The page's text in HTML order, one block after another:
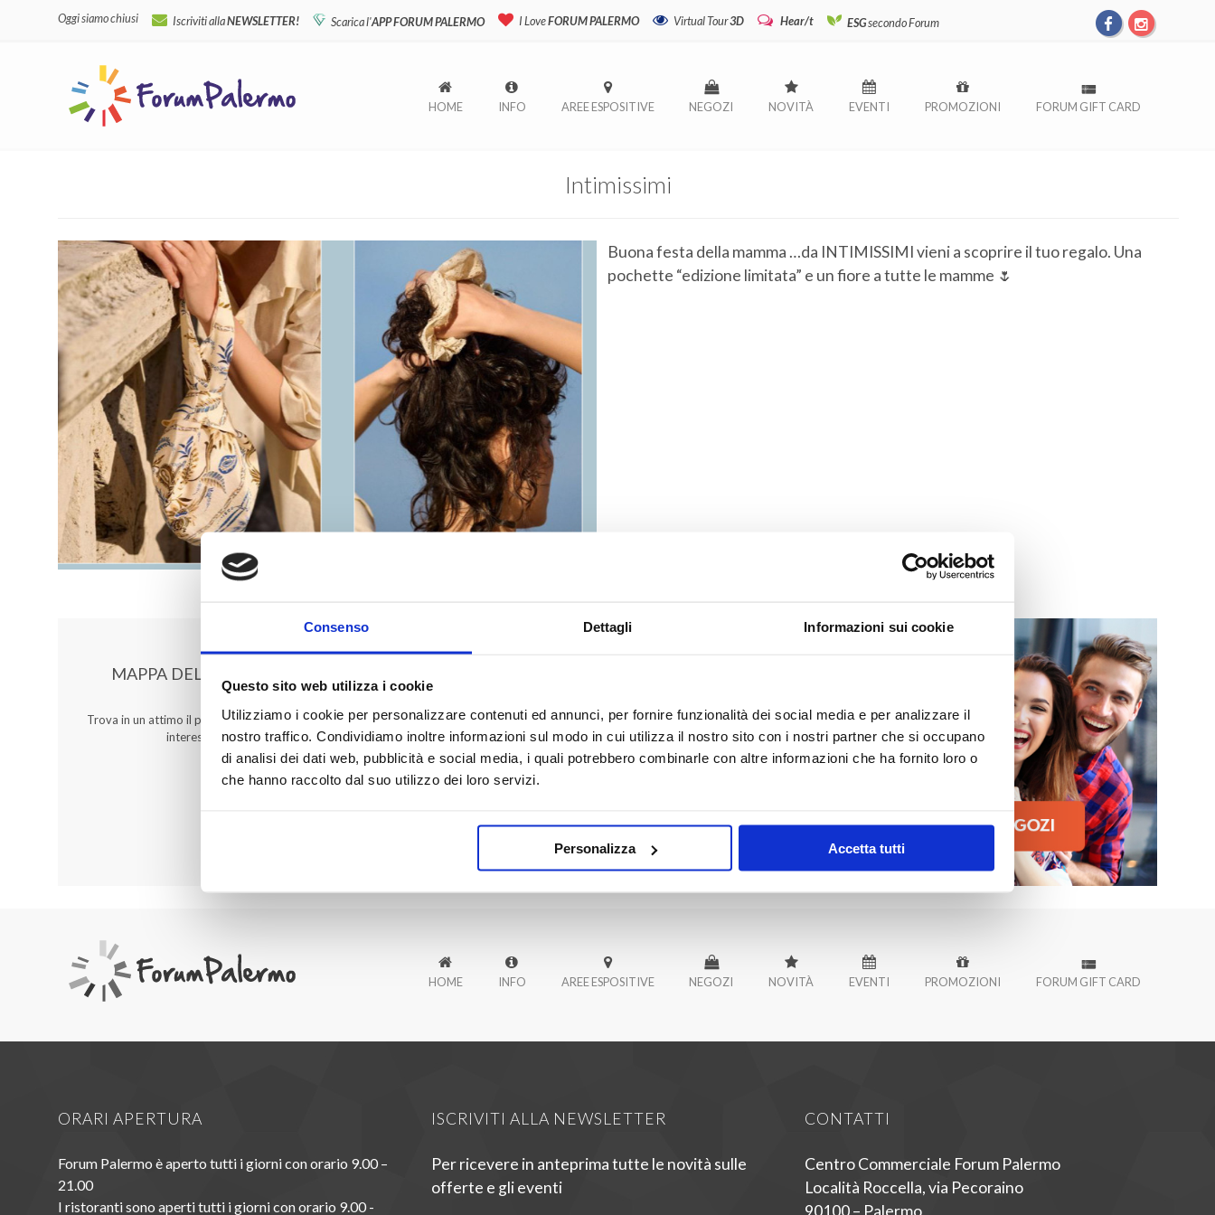
Consenso Dettagli Informazioni sui cookie
Questo sito web utilizza i cookie
Utilizziamo i cookie per personalizzare contenuti ed annunci, per fornire funzionalità dei social media e per analizzare il
nostro traffico. Condividiamo inoltre informazioni sul modo in cui utilizza il nostro sito con i nostri partner che si occupano
di analisi dei dati web, pubblicità e social media, i quali potrebbero combinarle con altre informazioni che ha fornito loro o
che hanno raccolto dal suo utilizzo dei loro servizi.
Personalizza Accetta tutti
Oggi siamo chiusi Iscriviti allaNEWSLETTER! Scarica l'APP FORUM PALERMO I LoveFORUM PALERMO Virtual Tour3D Hear/t ESGsecondo Forum
HOME INFO AREE ESPOSITIVE NEGOZI NOVITÀ EVENTI PROMOZIONI FORUM GIFT CARD
Intimissimi
Buona festa della mamma …da INTIMISSIMI vieni a scoprire il tuo regalo. Una
pochette “edizione limitata” e un fiore a tutte le mamme 🌷
MAPPA DEL CENTRO
Trova in un attimo il punto vendita che ti
interessa!
Scopri tutti i negozi di Forum Palermo!
HOME INFO AREE ESPOSITIVE NEGOZI NOVITÀ EVENTI PROMOZIONI FORUM GIFT CARD
ORARI APERTURA
Forum Palermo è aperto tutti i giorni con orario 9.00 –
21.00
I ristoranti sono aperti tutti i giorni con orario 9.00 -
ISCRIVITI ALLA NEWSLETTER
Per ricevere in anteprima tutte le novità sulle
offerte e gli eventi
CONTATTI
Centro Commerciale Forum Palermo
Località Roccella, via Pecoraino
90100 – Palermo